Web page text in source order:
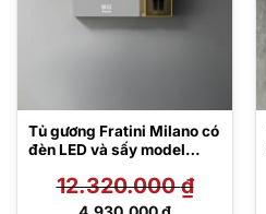
Tủ gương Fratini Milano có
đèn LED và sấy model
12.320.000₫
Giá